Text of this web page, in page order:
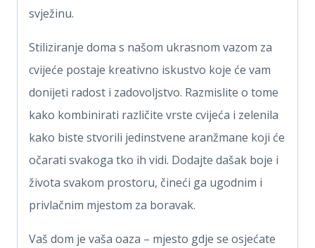
svježinu.
Stiliziranje doma s našom ukrasnom vazom za
cvijeće postaje kreativno iskustvo koje će vam
donijeti radost i zadovoljstvo. Razmislite o tome
kako kombinirati različite vrste cvijeća i zelenila
kako biste stvorili jedinstvene aranžmane koji će
očarati svakoga tko ih vidi. Dodajte dašak boje i
života svakom prostoru, čineći ga ugodnim i
privlačnim mjestom za boravak.
Vaš dom je vaša oaza – mjesto gdje se osjećate